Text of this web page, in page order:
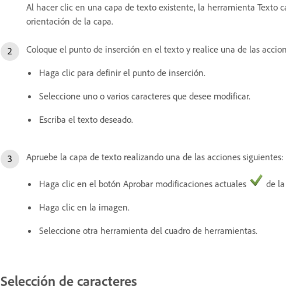
Al hacer clic en una capa de texto existente, la herramienta Texto
orientación de la capa.
Coloque el punto de inserción en el texto y realice una de las
Haga clic para definir el punto de inserción.
Seleccione uno o varios caracteres que desee modificar.
Escriba el texto deseado.
Apruebe la capa de texto realizando una de las acciones siguientes:
Haga clic en el botón Aprobar modificaciones actuales
de
Haga clic en la imagen.
Seleccione otra herramienta del cuadro de herramientas.
Selección de caracteres